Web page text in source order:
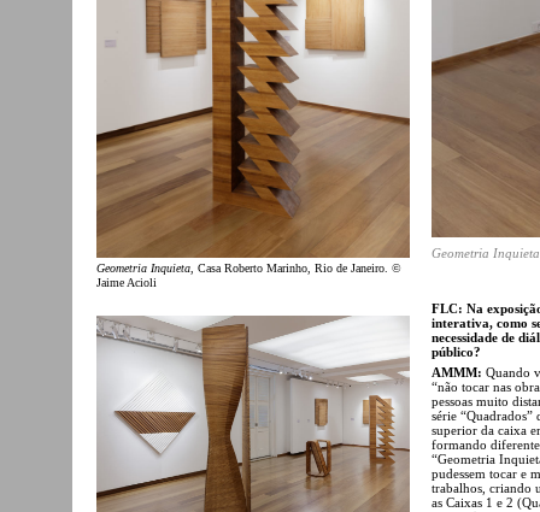
Geometria Inquieta , Casa Roberto Marinho, Rio de Janeiro. ©
Jaime Acioli
Geometria Inquieta
FLC: Na
interativa, como
necessidade de
público?
AMMM: Quando
“não tocar nas
pessoas muito
série “Quadrados”
superior da caixa
formando
“Geometria
pudessem tocar e
trabalhos, criando
as Caixas 1 e 2